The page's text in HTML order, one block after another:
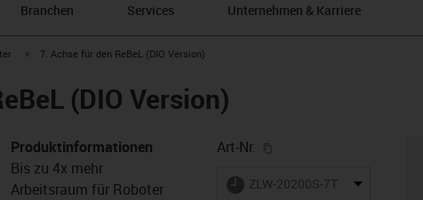
Branchen Services Unternehmen & Karriere
igus-icon-arrow-right
7. Achse für den ReBeL (DIO Version)
(DIO Version)
Produktinformationen
Bis zu 4x mehr
Arbeitsraum für Roboter
Art-Nr.
igus-icon-lieferzeit
ZLW-20200S-7TH-REBEL-01-500